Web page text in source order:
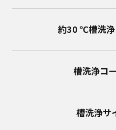
約30 ℃槽洗浄
槽洗浄コ
槽洗浄サ